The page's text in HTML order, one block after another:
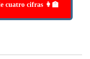
cuatro cifras 👩‍🏫